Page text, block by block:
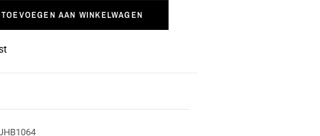
TOEVOEGEN AAN WINKELWAGEN